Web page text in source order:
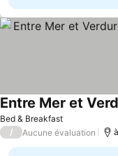
Bed & Breakfast
/ Aucune évaluation